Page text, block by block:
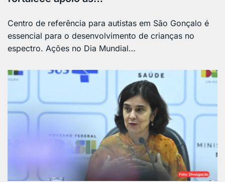
Centro de referência para autistas em São Gonçalo é
essencial para o desenvolvimento de crianças no
espectro. Ações no Dia Mundial…